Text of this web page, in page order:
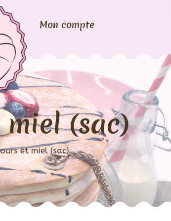
Mon compte
(sac)
et miel (sac)